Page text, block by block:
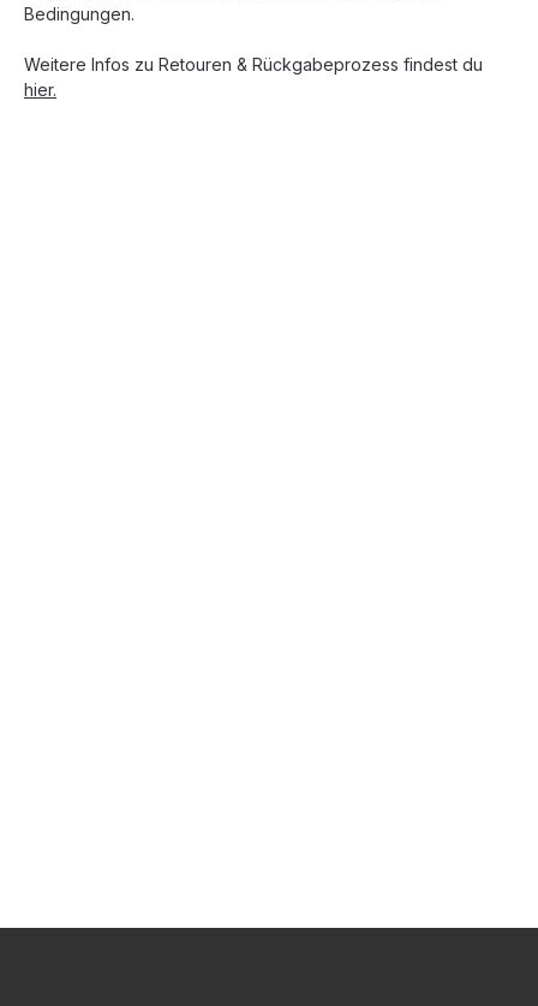
Bedingungen.
Weitere Infos zu Retouren & Rückgabeprozess findest du
hier.